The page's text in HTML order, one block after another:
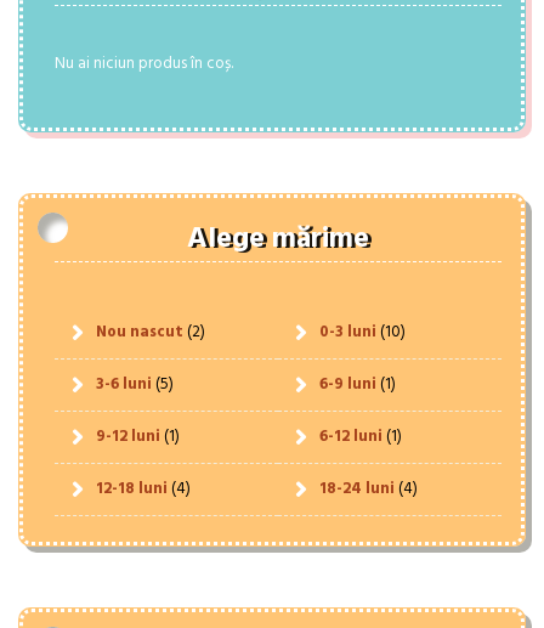
Nu ai niciun produs în coș.
Alege mărime
Nou nascut(2) 0-3 luni(10)
3-6 luni(5) 6-9 luni(1)
9-12 luni(1) 6-12 luni(1)
12-18 luni(4) 18-24 luni(4)